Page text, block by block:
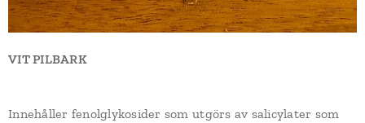
VIT PILBARK
Innehåller fenolglykosider som utgörs av salicylater som